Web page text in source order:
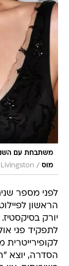
משתבחת עם
מוס /
לפני מספר
הראשון
יורק
לתפקיד פגי
לקופירייטרית
הסדרה, יוצא